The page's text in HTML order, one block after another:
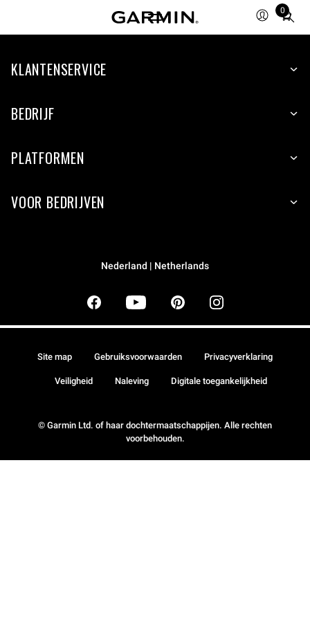
0
Total
items
cart:
KLANTENSERVICE
BEDRIJF
PLATFORMEN
VOOR BEDRIJVEN
Nederland | Netherlands
© Garmin Ltd. of haar dochtermaatschappijen. Alle rechten
voorbehouden.
Site map Gebruiksvoorwaarden Privacyverklaring
Veiligheid Naleving Digitale toegankelijkheid